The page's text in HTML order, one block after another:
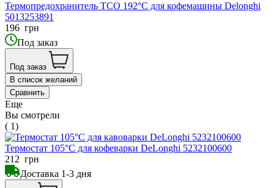
Термопредохранитель TCO 192°C для кофемашины Delonghi
5013253891
196 грн
Под заказ
Под заказ
В список желаний
Сравнить
Еще
Вы смотрели
( 1)
Термостат 105°C для кофеварки DeLonghi 5232100600
212 грн
Доставка 1-3 дня